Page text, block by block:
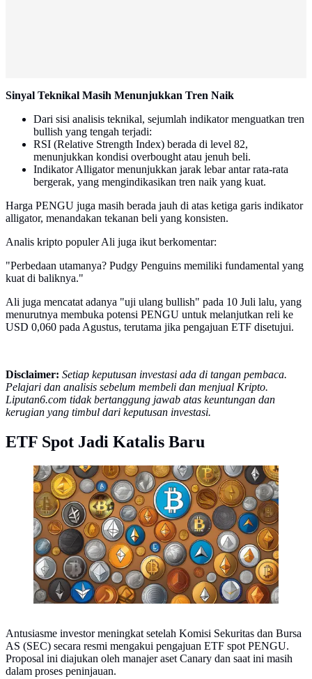
Sinyal Teknikal Masih Menunjukkan Tren Naik
Dari sisi analisis teknikal, sejumlah indikator menguatkan tren
bullish yang tengah terjadi:
RSI (Relative Strength Index) berada di level 82,
menunjukkan kondisi overbought atau jenuh beli.
Indikator Alligator menunjukkan jarak lebar antar rata-rata
bergerak, yang mengindikasikan tren naik yang kuat.
Harga PENGU juga masih berada jauh di atas ketiga garis indikator
alligator, menandakan tekanan beli yang konsisten.
Analis kripto populer Ali juga ikut berkomentar:
"Perbedaan utamanya? Pudgy Penguins memiliki fundamental yang
kuat di baliknya."
Ali juga mencatat adanya "uji ulang bullish" pada 10 Juli lalu, yang
menurutnya membuka potensi PENGU untuk melanjutkan reli ke
USD 0,060 pada Agustus, terutama jika pengajuan ETF disetujui.
Disclaimer: Setiap keputusan investasi ada di tangan pembaca.
Pelajari dan analisis sebelum membeli dan menjual Kripto.
Liputan6.com tidak bertanggung jawab atas keuntungan dan
kerugian yang timbul dari keputusan investasi.
ETF Spot Jadi Katalis Baru
Ilustrasi berbagai macam aset kripto. (Foto By AI)
Antusiasme investor meningkat setelah Komisi Sekuritas dan Bursa
AS (SEC) secara resmi mengakui pengajuan ETF spot PENGU.
Proposal ini diajukan oleh manajer aset Canary dan saat ini masih
dalam proses peninjauan.